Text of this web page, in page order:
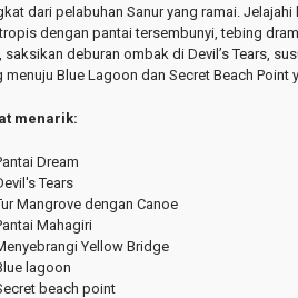
dari pelabuhan Sanur yang ramai.
dengan pantai tersembunyi, tebing
saksikan deburan ombak di Devil’s Tears,
menuju Blue Lagoon dan Secret Beach Point
menarik:
Dream
Tears
Mangrove dengan Canoe
Mahagiri
Yellow Bridge
lagoon
beach point